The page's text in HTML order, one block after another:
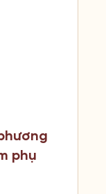
phụ